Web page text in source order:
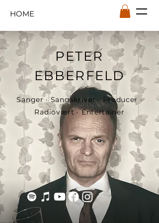
HOME
PETER
EBBERFELD
Sanger · Sangskriver · Producer ·
Radiovært · Entertainer